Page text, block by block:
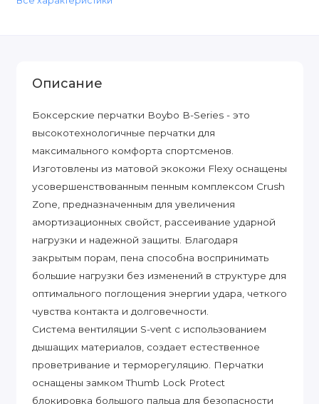
Описание
Боксерские перчатки Boybo B-Series - это
высокотехнологичные перчатки для
максимального комфорта спортсменов.
Изготовлены из матовой экокожи Flexy оснащены
усовершенствованным пенным комплексом Crush
Zone, предназначенным для увеличения
амортизационных свойст, рассеивание ударной
нагрузки и надежной защиты. Благодаря
закрытым порам, пена способна воспринимать
большие нагрузки без изменений в структуре для
оптимального поглощения энергии удара, четкого
чувства контакта и долговечности.
Система вентиляции S-vent с использованием
дышащих материалов, создает естественное
проветривание и терморегуляцию. Перчатки
оснащены замком Thumb Lock Protect
блокировка большого пальца для безопасности